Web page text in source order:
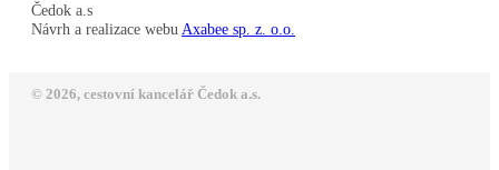
Čedok a.s
Návrh a realizace webu Axabee sp. z. o.o.
© 2026, cestovní kancelář Čedok a.s.